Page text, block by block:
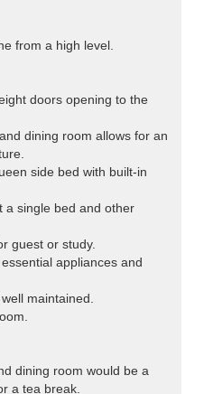
from a high level.
doors opening to the
dining room allows for an
side bed with built-in
a single bed and other
guest or study.
appliances and
maintained.
dining room would be a
a tea break.